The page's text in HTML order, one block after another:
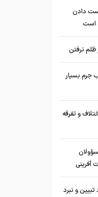
دادن
است
ظلم نرفتن
جرم بسیار
و تفرقه
آفرینی
و نبرد